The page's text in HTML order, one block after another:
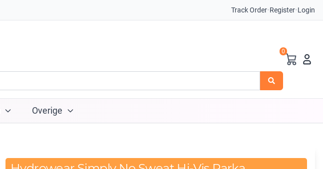
Track Order•Register•Login
0
Overige